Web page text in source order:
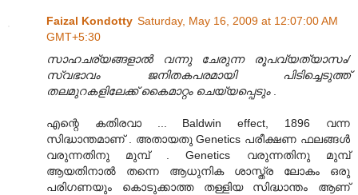
Faizal Kondotty Saturday, May 16, 2009 at 12:07:00 AM
GMT+5:30
സാഹചര്യങ്ങളാൽ വന്നു ചേരുന്ന രൂപവ്യത്യാസം/
സ്വഭാവം ജനിതകപരമായി പിടിച്ചെടുത്ത്
തലമുറകളിലേക്ക് കൈമാറ്റം ചെയ്യപ്പെടും
എന്റെ കതിരവാ ... Baldwin effect, 1896 വന്ന
സിദ്ധാന്തമാണ്‌ . അതായതു Genetics പരീക്ഷണ ഫലങ്ങള്‍
വരുന്നതിനു മുമ്പ് . Genetics വരുന്നതിനു മുമ്പ്
ആയതിനാല്‍ തന്നെ ആധുനിക ശാസ്ത്ര ലോകം ഒരു
പരിഗണയും കൊടുക്കാത്ത തള്ളിയ സിദ്ധാന്തം ആണ്